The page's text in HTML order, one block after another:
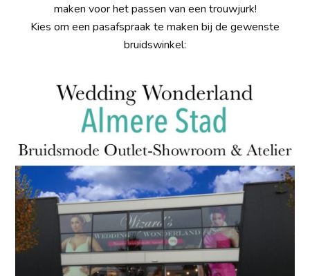
maken voor het passen van een trouwjurk!
Kies om een pasafspraak te maken bij de gewenste
bruidswinkel: